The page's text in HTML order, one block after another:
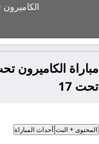
الكاميرون
تحت 17
المحتوى + البث أحداث المباراة